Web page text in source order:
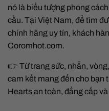
nó là biểu tượng phong
cầu. Tại Việt Nam, để tìm
chính hãng uy tín, khách
Coromhot.com.
👉 Từ trang sức, nhẫn,
cam kết mang đến cho bạn
Hearts an toàn, đẳng cấp